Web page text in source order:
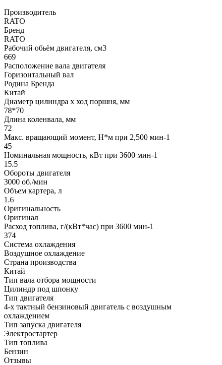
Производитель
RATO
Бренд
RATO
Рабочий обьём двигателя, см3
669
Расположение вала двигателя
Горизонтальный вал
Родина Бренда
Китай
Диаметр цилиндра х ход поршня, мм
78*70
Длина коленвала, мм
72
Макс. вращающий момент, H*м при 2,500 мин-1
45
Номинальная мощность, кВт при 3600 мин-1
15.5
Обороты двигателя
3000 об./мин
Объем картера, л
1.6
Оригинальность
Оригинал
Расход топлива, г/(кВт*час) при 3600 мин-1
374
Система охлаждения
Воздушное охлаждение
Страна производства
Китай
Тип вала отбора мощности
Цилиндр под шпонку
Тип двигателя
4-х тактный бензиновый двигатель с воздушным
охлаждением
Тип запуска двигателя
Электростартер
Тип топлива
Бензин
Отзывы